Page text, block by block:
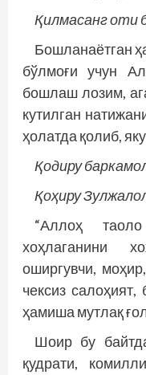
Қилмасанг оти
Бошланаётган
бўлмоғи учун
бошлаш лозим,
кутилган
ҳолатда қолиб,
Қодиру
Қоҳиру
“Аллоҳ
хоҳлаганини
оширгувчи,
чексиз салоҳият,
ҳамиша мутлақ
Шоир бу
қудрати,